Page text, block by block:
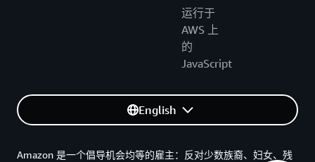
运行于
AWS 上
的
JavaScript
English
Amazon 是一个倡导机会均等的雇主：反对少数族裔、妇女、残